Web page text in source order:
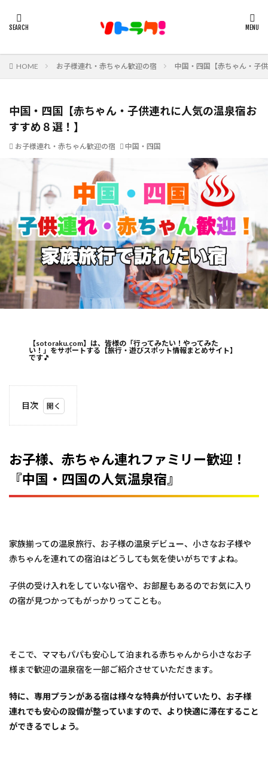
HOME お子様連れ・赤ちゃん歓迎の宿 中国・四国【赤ちゃん・子
中国・四国【赤ちゃん・子供連れに人気の温泉宿お
すすめ８選！】
お子様連れ・赤ちゃん歓迎の宿 中国・四国
【sotoraku.com】は、皆様の「行ってみたい！やってみた
い！」をサポートする【旅行・遊びスポット情報まとめサイト】
です🎵
目次
赤ち
ゃん
連れ
ファ
ミリ
国・
四国
の人
泉
泉
華水
3
2.
【皆
生温
お子様、赤ちゃん連れファミリー歓迎！
『中国・四国の人気温泉宿』
家族揃っての温泉旅行、お子様の温泉デビュー、小さなお子様や
赤ちゃんを連れての宿泊はどうしても気を使いがちですよね。
子供の受け入れをしていない宿や、お部屋もあるのでお気に入り
の宿が見つかってもがっかりってことも。
そこで、ママもパパも安心して泊まれる赤ちゃんから小さなお子
様まで歓迎の温泉宿を一部ご紹介させていただきます。
特に、専用プランがある宿は様々な特典が付いていたり、お子様
連れでも安心の設備が整っていますので、より快適に滞在すること
ができるでしょう。